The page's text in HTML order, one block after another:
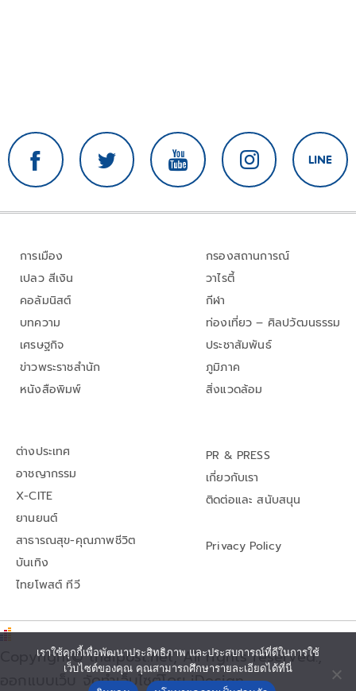
การเมือง
เปลว สีเงิน
คอลัมนิสต์
บทความ
เศรษฐกิจ
ข่าวพระราชสำนัก
หนังสือพิมพ์
กรองสถานการณ์
วาไรตี้
กีฬา
ท่องเที่ยว – ศิลปวัฒนธรรม
ประชาสัมพันธ์
ภูมิภาค
สิ่งแวดล้อม
ต่างประเทศ
อาชญากรรม
X-CITE
ยานยนต์
สาธารณสุข-คุณภาพชีวิต
บันเทิง
ไทยโพสต์ ทีวี
PR & PRESS
เกี่ยวกับเรา
ติดต่อและ สนับสนุน
Privacy Policy
Copyright© thaipost.net, All rights reserved.,
ออกแบบเว็บ จัดทำเว็บไซต์โดย iDesign
เราใช้คุกกี้เพื่อพัฒนาประสิทธิภาพ และประสบการณ์ที่ดีในการใช้
เว็บไซต์ของคุณ คุณสามารถศึกษารายละเอียดได้ที่นี่